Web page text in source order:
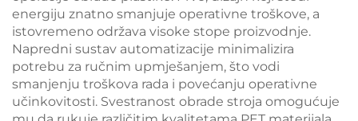
energiju znatno smanjuje operativne troškove, a
istovremeno održava visoke stope proizvodnje.
Napredni sustav automatizacije minimalizira
potrebu za ručnim upmješanjem, što vodi
smanjenju troškova rada i povećanju operativne
učinkovitosti. Svestranost obrade stroja omogućuje